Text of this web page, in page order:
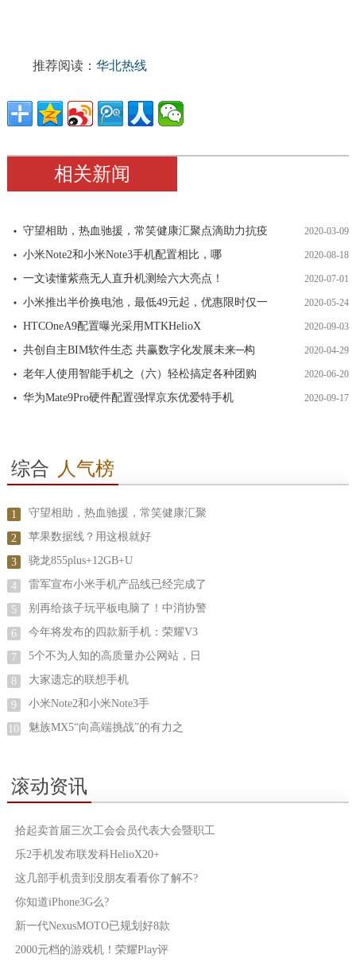
推荐阅读： 华北热线
相关新闻
守望相助，热血驰援，常笑健康汇聚点滴助力抗疫 2020-03-09
小米Note2和小米Note3手机配置相比，哪 2020-08-18
一文读懂紫燕无人直升机测绘六大亮点！ 2020-07-01
小米推出半价换电池，最低49元起，优惠限时仅一 2020-05-24
HTCOneA9配置曝光采用MTKHelioX 2020-09-03
共创自主BIM软件生态 共赢数字化发展未来─构 2020-04-29
老年人使用智能手机之（六）轻松搞定各种团购 2020-06-20
华为Mate9Pro硬件配置强悍京东优爱特手机 2020-09-17
综合 人气榜
1 守望相助，热血驰援，常笑健康汇聚
2 苹果数据线？用这根就好
3 骁龙855plus+12GB+U
4 雷军宣布小米手机产品线已经完成了
5 别再给孩子玩平板电脑了！中消协警
6 今年将发布的四款新手机：荣耀V3
7 5个不为人知的高质量办公网站，日
8 大家遗忘的联想手机
9 小米Note2和小米Note3手
10 魅族MX5“向高端挑战”的有力之
滚动资讯
拾起卖首届三次工会会员代表大会暨职工
乐2手机发布联发科HelioX20+
这几部手机贵到没朋友看看你了解不?
你知道iPhone3G么?
新一代NexusMOTO已规划好8款
2000元档的游戏机！荣耀Play评